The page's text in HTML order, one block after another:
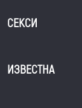
СЕКСИ
ИЗВЕСТНА